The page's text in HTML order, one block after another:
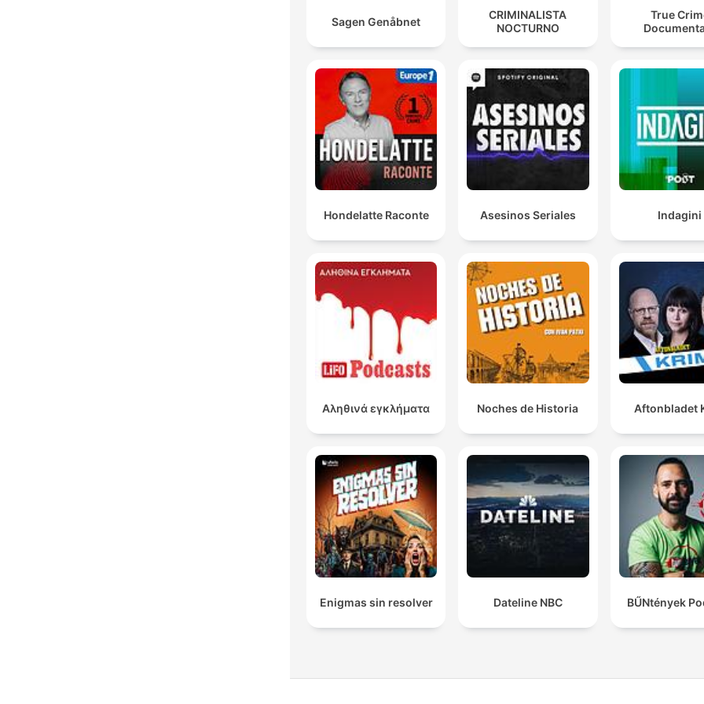
Sagen Genåbnet
CRIMINALISTA
NOCTURNO
True
Hondelatte Raconte Asesinos Seriales Indagini
Αληθινά εγκλήματα Noches de Historia Aftonbladet
Enigmas sin resolver Dateline NBC BŰNtények